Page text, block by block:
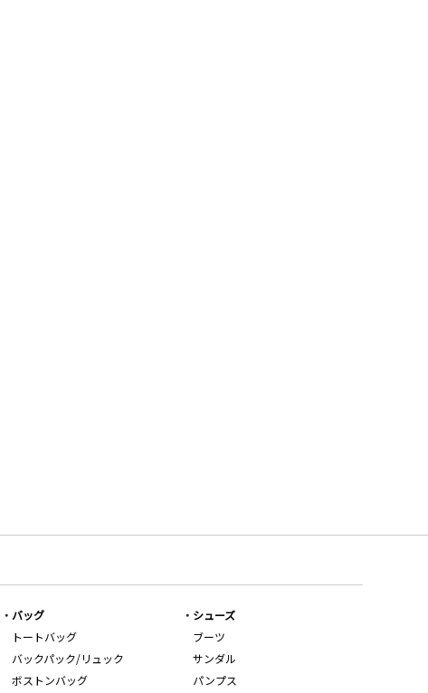
バッグ
トートバッグ
バックパック/リュック
ボストンバッグ
シューズ
ブーツ
サンダル
パンプス